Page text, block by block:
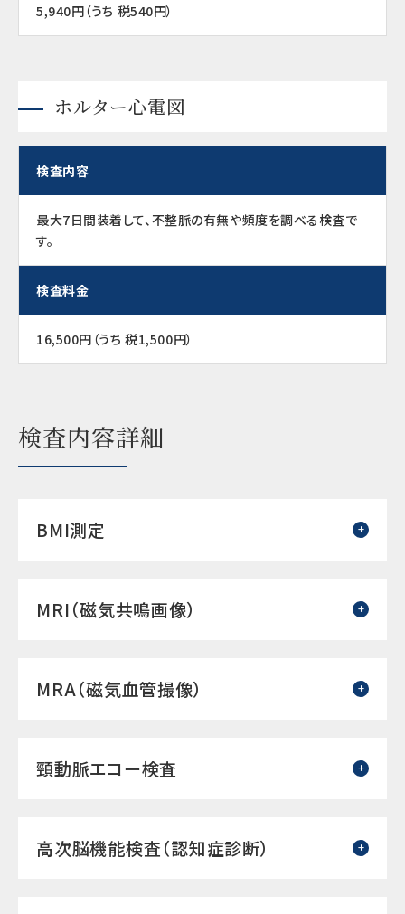
5,940円（うち 税540円）
ホルター心電図
検査内容
最大7日間装着して、不整脈の有無や頻度を調べる検査で
す。
検査料金
16,500円（うち 税1,500円）
検査内容詳細
BMI測定
MRI（磁気共鳴画像）
MRA（磁気血管撮像）
頸動脈エコー検査
高次脳機能検査（認知症診断）